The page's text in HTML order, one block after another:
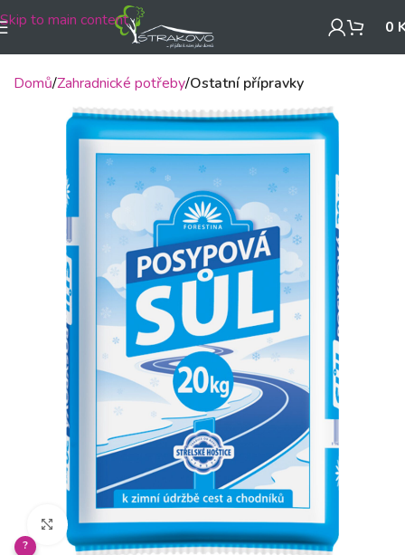
Skip to main content 0
Domů Zahradnické potřeby Ostatní přípravky
Klikněte pro zvětšení
?